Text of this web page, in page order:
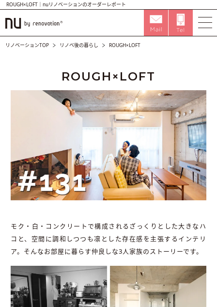
ROUGH×LOFT｜nuリノベーションのオーダーレポート
リノベーションTOP リノベ後の暮らし ROUGH×LOFT
ROUGH×LOFT
モク・白・コンクリートで構成されるざっくりとした大きなハ
コと、空間に調和しつつも凛とした存在感を主張するインテリ
ア。そんなお部屋に暮らす仲良しな3人家族のストーリーです。